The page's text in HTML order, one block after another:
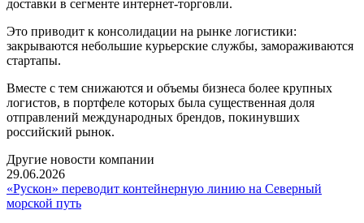
доставки в сегменте интернет-торговли.
Это приводит к консолидации на рынке логистики:
закрываются небольшие курьерские службы, замораживаются
стартапы.
Вместе с тем снижаются и объемы бизнеса более крупных
логистов, в портфеле которых была существенная доля
отправлений международных брендов, покинувших
российский рынок.
Другие новости компании
29.06.2026
«Рускон» переводит контейнерную линию на Северный
морской путь